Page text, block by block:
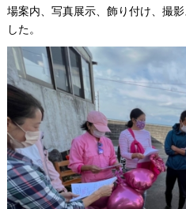
場案内、写真展示、飾り付け、撮
した。